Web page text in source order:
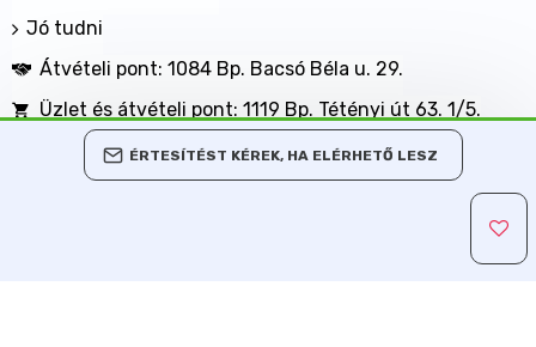
ÉRTESÍTÉST KÉREK, HA ELÉRHETŐ LESZ
Jó tudni
Átvételi pont: 1084 Bp. Bacsó Béla u. 29.
Üzlet és átvételi pont: 1119 Bp. Tétényi út 63. 1/5.
BANKKÁRTYÁVAL IS FIZETHET NÁLUNK!
Árukereső.hu